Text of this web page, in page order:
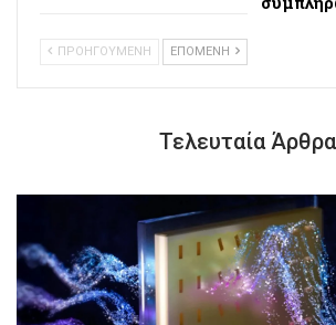
ΠΡΟΗΓΟΥΜΕΝΗ ΕΠΟΜΕΝΗ
Τελευταία Άρθρα